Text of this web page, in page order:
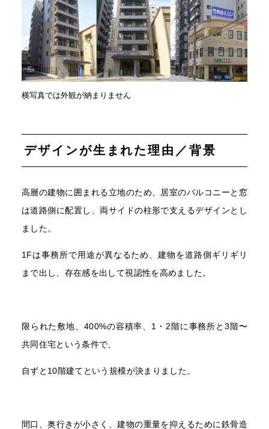
横写真では外観が納まりません
デザインが生まれた理由／背景
高層の建物に囲まれる立地のため、居室のバルコニーと窓
は道路側に配置し、両サイドの柱形で支えるデザインとし
ました。
1Fは事務所で用途が異なるため、建物を道路側ギリギリ
まで出し、存在感を出して視認性を高めました。
限られた敷地、400%の容積率、1・2階に事務所と3階〜
共同住宅という条件で、
自ずと10階建てという規模が決まりました。
間口、奥行きが小さく、建物の重量を抑えるために鉄骨造